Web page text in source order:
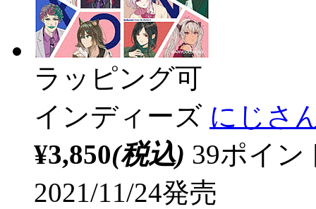
ラッピング可
インディーズ にじさ
¥3,850(税込) 39ポイ
2021/11/24発売